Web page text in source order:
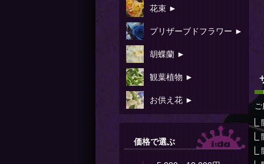
花束 ►
プリザーブドフラワー ►
胡蝶蘭 ►
観葉植物 ►
お供え花 ►
価格で選ぶ